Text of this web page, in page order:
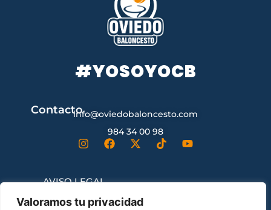
Valoramos tu privacidad
#YOSOYOCB
Contactoinfo@oviedobaloncesto.com
984 34 00 98
AVISO LEGAL